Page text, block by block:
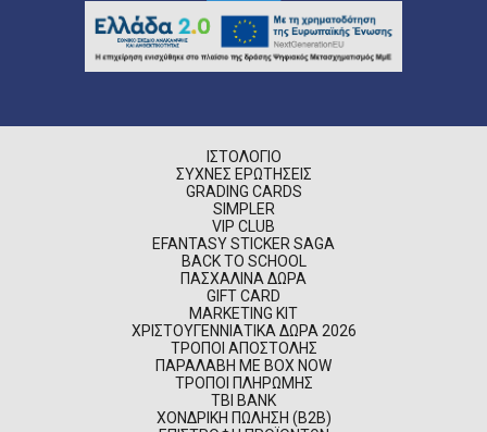
ΙΣΤΟΛΌΓΙΟ
ΣΥΧΝΈΣ ΕΡΩΤΉΣΕΙΣ
GRADING CARDS
SIMPLER
VIP CLUB
EFANTASY STICKER SAGA
BACK TO SCHOOL
ΠΑΣΧΑΛΙΝΆ ΔΏΡΑ
GIFT CARD
MARKETING KIT
ΧΡΙΣΤΟΥΓΕΝΝΙΆΤΙΚΑ ΔΏΡΑ 2026
ΤΡΌΠΟΙ ΑΠΟΣΤΟΛΉΣ
ΠΑΡΑΛΑΒΉ ΜΕ BOX NOW
ΤΡΌΠΟΙ ΠΛΗΡΩΜΉΣ
TBI BANK
ΧΟΝΔΡΙΚΉ ΠΏΛΗΣΗ (B2B)